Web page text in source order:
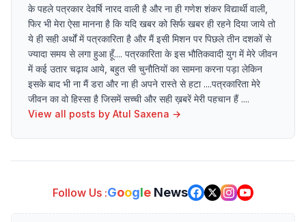
के पहले पत्रकार देवर्षि नारद वाली है और ना ही गणेश शंकर विद्यार्थी वाली,
फिर भी मेरा ऐसा मानना है कि यदि खबर को सिर्फ खबर ही रहने दिया जाये तो
ये ही सही अर्थों में पत्रकारिता है और मैं इसी मिशन पर पिछले तीन दशकों से
ज्यादा समय से लगा हुआ हूँ.... पत्रकारिता के इस भौतिकवादी युग में मेरे जीवन
में कई उतार चढ़ाव आये, बहुत सी चुनौतियों का सामना करना पड़ा लेकिन
इसके बाद भी ना मैं डरा और ना ही अपने रास्ते से हटा ....पत्रकारिता मेरे
जीवन का वो हिस्सा है जिसमें सच्ची और सही ख़बरें मेरी पहचान हैं ....
View all posts by Atul Saxena →
Follow Us :Google News